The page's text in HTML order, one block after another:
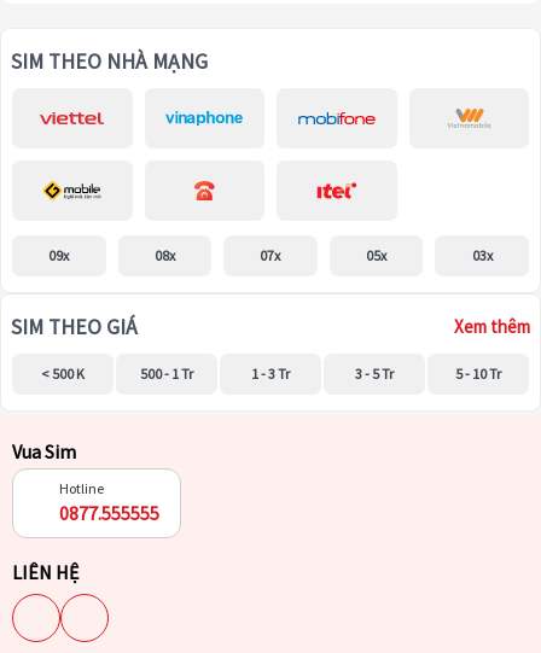
SIM THEO NHÀ MẠNG
09x 08x 07x 05x 03x
SIM THEO GIÁ Xem thêm
< 500 K 500 - 1 Tr 1 - 3 Tr 3 - 5 Tr 5 - 10 Tr
Vua Sim
Hotline
0877.555555
LIÊN HỆ